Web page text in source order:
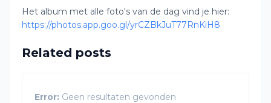
Het album met alle foto's van de dag vind je hier:
https://photos.app.goo.gl/yrCZBkJuT77RnKiH8
Related posts
Error: Geen resultaten gevonden